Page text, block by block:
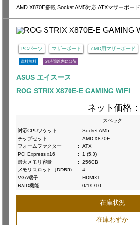
AMD X870E搭載 Socket AM5対応 ATXマザーボード
PCパーツ マザーボード AMD用マザーボード
送料無料 24時間以内に出荷
ASUS エイスース
ROG STRIX X870E-E GAMING WIFI
ネット価格：
スペック
対応CPUソケット
:
Socket AM5
チップセット
:
AMD X870E
フォームファクター
:
ATX
PCI Express x16
:
1 (5.0)
最大メモリ容量
:
256GB
メモリスロット（DDR5）
:
4
VGA端子
:
HDMI×1
RAID機能
: 0/1/5/10
在庫状況
在庫わずか